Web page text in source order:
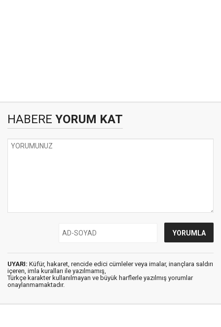
HABERE YORUM KAT
UYARI: Küfür, hakaret, rencide edici cümleler veya imalar, inançlara saldırı
içeren, imla kuralları ile yazılmamış,
Türkçe karakter kullanılmayan ve büyük harflerle yazılmış yorumlar
onaylanmamaktadır.